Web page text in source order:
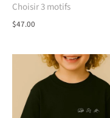
Choisir 3 motifs
$47.00